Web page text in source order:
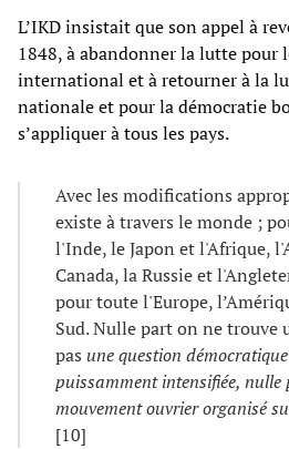
L’IKD insistait que son appel à
1848, à abandonner la lutte pour
international et à retourner à la
nationale et pour la démocratie
s’appliquer à tous les pays.
Avec les modifications
existe à travers le monde ;
l'Inde, le Japon et l'Afrique,
Canada, la Russie et
pour toute l'Europe,
Sud. Nulle part on ne trouve
pas une question
puissamment intensifiée, nulle
mouvement ouvrier organisé
[10]